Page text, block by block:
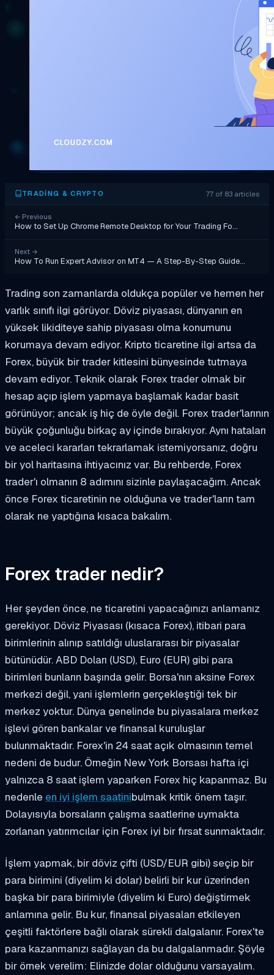
TRADING & CRYPTO 77 of 83 articles
← Previous
How to Set Up Chrome Remote Desktop for Your Trading Fo…
Next →
How To Run Expert Advisor on MT4 — A Step-By-Step Guide…
Trading son zamanlarda oldukça popüler ve hemen her
varlık sınıfı ilgi görüyor. Döviz piyasası, dünyanın en
yüksek likiditeye sahip piyasası olma konumunu
korumaya devam ediyor. Kripto ticaretine ilgi artsa da
Forex, büyük bir trader kitlesini bünyesinde tutmaya
devam ediyor. Teknik olarak Forex trader olmak bir
hesap açıp işlem yapmaya başlamak kadar basit
görünüyor; ancak iş hiç de öyle değil. Forex trader'larının
büyük çoğunluğu birkaç ay içinde bırakıyor. Aynı hataları
ve aceleci kararları tekrarlamak istemiyorsanız, doğru
bir yol haritasına ihtiyacınız var. Bu rehberde, Forex
trader'ı olmanın 8 adımını sizinle paylaşacağım. Ancak
önce Forex ticaretinin ne olduğuna ve trader'ların tam
olarak ne yaptığına kısaca bakalım.
Forex trader nedir?
Her şeyden önce, ne ticaretini yapacağınızı anlamanız
gerekiyor. Döviz Piyasası (kısaca Forex), itibari para
birimlerinin alınıp satıldığı uluslararası bir piyasalar
bütünüdür. ABD Doları (USD), Euro (EUR) gibi para
birimleri bunların başında gelir. Borsa'nın aksine Forex
merkezi değil, yani işlemlerin gerçekleştiği tek bir
merkez yoktur. Dünya genelinde bu piyasalara merkez
işlevi gören bankalar ve finansal kuruluşlar
bulunmaktadır. Forex'in 24 saat açık olmasının temel
nedeni de budur. Örneğin New York Borsası hafta içi
yalnızca 8 saat işlem yaparken Forex hiç kapanmaz. Bu
nedenle en iyi işlem saatinibulmak kritik önem taşır.
Dolayısıyla borsaların çalışma saatlerine uymakta
zorlanan yatırımcılar için Forex iyi bir fırsat sunmaktadır.
İşlem yapmak, bir döviz çifti (USD/EUR gibi) seçip bir
para birimini (diyelim ki dolar) belirli bir kur üzerinden
başka bir para birimiyle (diyelim ki Euro) değiştirmek
anlamına gelir. Bu kur, finansal piyasaları etkileyen
çeşitli faktörlere bağlı olarak sürekli dalgalanır. Forex'te
para kazanmanızı sağlayan da bu dalgalanmadır. Şöyle
bir örnek verelim: Elinizde dolar olduğunu varsayalım.